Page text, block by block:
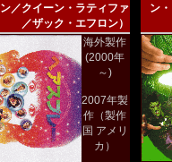
ン／クイーン・ラティファ
／ザック・エフロン）
海外製作
(2000年
～)
2007年製
作（製作
国 アメリ
カ）
ン